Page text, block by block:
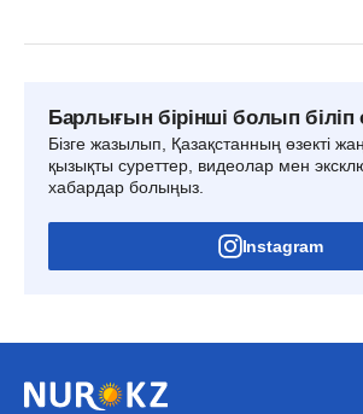
Барлығын бірінші болып
Бізге жазылып, Қазақстанның өзекті
қызықты суреттер, видеолар мен
хабардар болыңыз.
Instagram